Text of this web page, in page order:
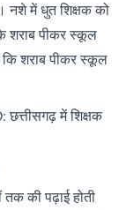
नशे में धुत शिक्षक को
शराब पीकर स्कूल
कि शराब पीकर स्कूल
में शिक्षक
तक की पढ़ाई होती